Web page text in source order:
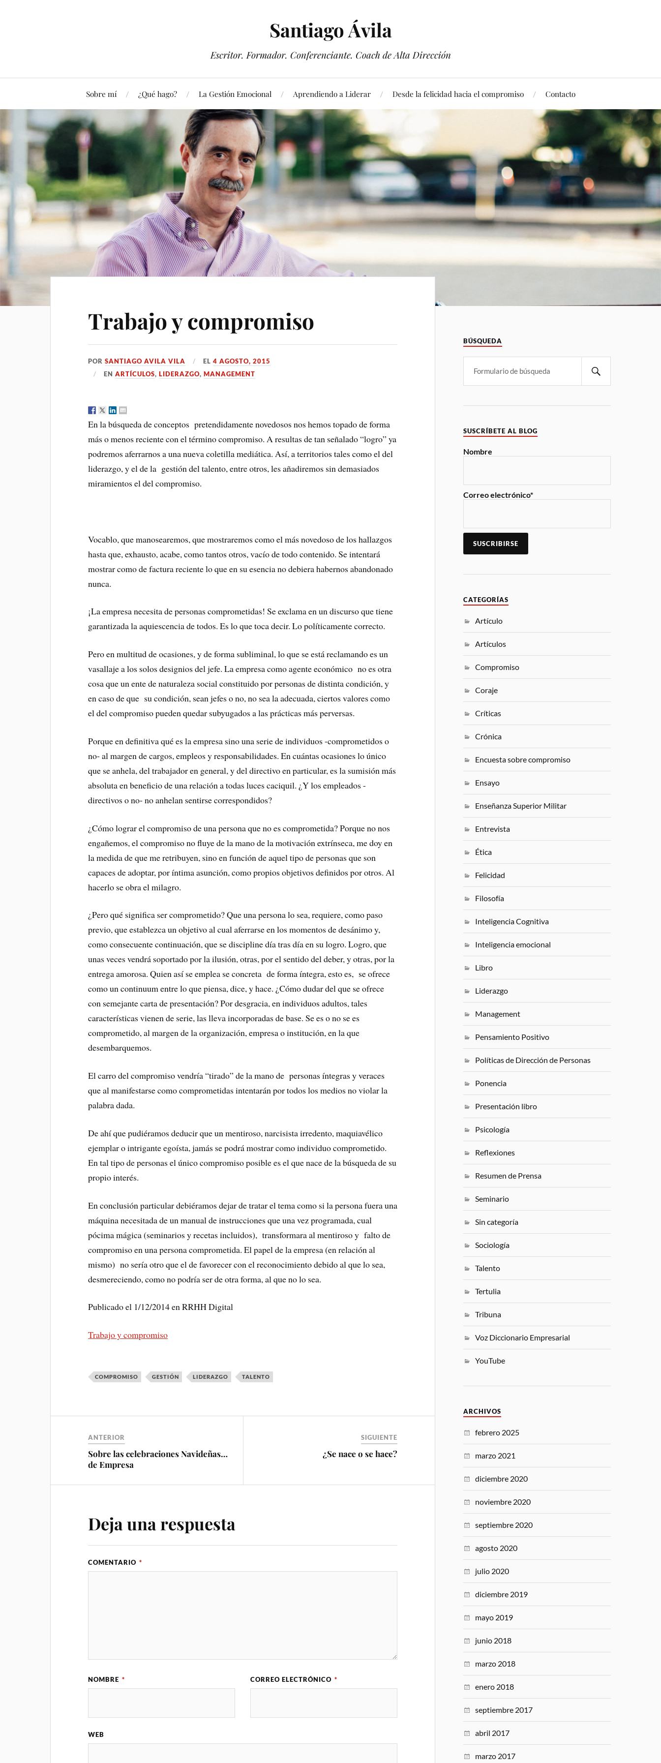
Santiago Ávila
Escritor. Formador. Conferenciante. Coach de Alta Dirección
Sobre mí ¿Qué hago? La Gestión Emocional Aprendiendo a Liderar Desde la felicidad hacia el compromiso Contacto
Trabajo y compromiso
PORSANTIAGO AVILA VILA EL4 AGOSTO, 2015
ENARTÍCULOS,LIDERAZGO,MANAGEMENT
En la búsqueda de conceptos pretendidamente novedosos nos hemos topado de forma
más o menos reciente con el término compromiso. A resultas de tan señalado “logro” ya
podremos aferrarnos a una nueva coletilla mediática. Así, a territorios tales como el del
liderazgo, y el de la gestión del talento, entre otros, les añadiremos sin demasiados
miramientos el del compromiso.
Vocablo, que manosearemos, que mostraremos como el más novedoso de los hallazgos
hasta que, exhausto, acabe, como tantos otros, vacío de todo contenido. Se intentará
mostrar como de factura reciente lo que en su esencia no debiera habernos abandonado
nunca.
¡La empresa necesita de personas comprometidas! Se exclama en un discurso que tiene
garantizada la aquiescencia de todos. Es lo que toca decir. Lo políticamente correcto.
Pero en multitud de ocasiones, y de forma subliminal, lo que se está reclamando es un
vasallaje a los solos designios del jefe. La empresa como agente económico no es otra
cosa que un ente de naturaleza social constituido por personas de distinta condición, y
en caso de que su condición, sean jefes o no, no sea la adecuada, ciertos valores como
el del compromiso pueden quedar subyugados a las prácticas más perversas.
Porque en definitiva qué es la empresa sino una serie de individuos -comprometidos o
no- al margen de cargos, empleos y responsabilidades. En cuántas ocasiones lo único
que se anhela, del trabajador en general, y del directivo en particular, es la sumisión más
absoluta en beneficio de una relación a todas luces caciquil. ¿Y los empleados -
directivos o no- no anhelan sentirse correspondidos?
¿Cómo lograr el compromiso de una persona que no es comprometida? Porque no nos
engañemos, el compromiso no fluye de la mano de la motivación extrínseca, me doy en
la medida de que me retribuyen, sino en función de aquel tipo de personas que son
capaces de adoptar, por íntima asunción, como propios objetivos definidos por otros. Al
hacerlo se obra el milagro.
¿Pero qué significa ser comprometido? Que una persona lo sea, requiere, como paso
previo, que establezca un objetivo al cual aferrarse en los momentos de desánimo y,
como consecuente continuación, que se discipline día tras día en su logro. Logro, que
unas veces vendrá soportado por la ilusión, otras, por el sentido del deber, y otras, por la
entrega amorosa. Quien así se emplea se concreta de forma íntegra, esto es, se ofrece
como un continuum entre lo que piensa, dice, y hace. ¿Cómo dudar del que se ofrece
con semejante carta de presentación? Por desgracia, en individuos adultos, tales
características vienen de serie, las lleva incorporadas de base. Se es o no se es
comprometido, al margen de la organización, empresa o institución, en la que
desembarquemos.
El carro del compromiso vendría “tirado” de la mano de personas íntegras y veraces
que al manifestarse como comprometidas intentarán por todos los medios no violar la
palabra dada.
De ahí que pudiéramos deducir que un mentiroso, narcisista irredento, maquiavélico
ejemplar o intrigante egoísta, jamás se podrá mostrar como individuo comprometido.
En tal tipo de personas el único compromiso posible es el que nace de la búsqueda de su
propio interés.
En conclusión particular debiéramos dejar de tratar el tema como si la persona fuera una
máquina necesitada de un manual de instrucciones que una vez programada, cual
pócima mágica (seminarios y recetas incluidos), transformara al mentiroso y falto de
compromiso en una persona comprometida. El papel de la empresa (en relación al
mismo) no sería otro que el de favorecer con el reconocimiento debido al que lo sea,
desmereciendo, como no podría ser de otra forma, al que no lo sea.
Publicado el 1/12/2014 en RRHH Digital
Trabajo y compromiso
COMPROMISO GESTIÓN LIDERAZGO TALENTO
ANTERIOR
Sobre las celebraciones Navideñas…
de Empresa
SIGUIENTE
¿Se nace o se hace?
Deja una respuesta
COMENTARIO *
NOMBRE * CORREO ELECTRÓNICO *
WEB
BÚSQUEDA
SUSCRÍBETE AL BLOG
Nombre
Correo electrónico*
CATEGORÍAS
Artículo
Artículos
Compromiso
Coraje
Críticas
Crónica
Encuesta sobre compromiso
Ensayo
Enseñanza Superior Militar
Entrevista
Ética
Felicidad
Filosofía
Inteligencia Cognitiva
Inteligencia emocional
Libro
Liderazgo
Management
Pensamiento Positivo
Políticas de Dirección de Personas
Ponencia
Presentación libro
Psicología
Reflexiones
Resumen de Prensa
Seminario
Sin categoría
Sociología
Talento
Tertulia
Tribuna
Voz Diccionario Empresarial
YouTube
ARCHIVOS
febrero 2025
marzo 2021
diciembre 2020
noviembre 2020
septiembre 2020
agosto 2020
julio 2020
diciembre 2019
mayo 2019
junio 2018
marzo 2018
enero 2018
septiembre 2017
abril 2017
marzo 2017